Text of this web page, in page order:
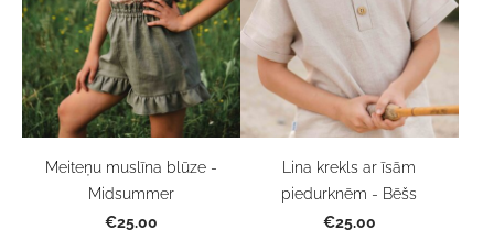
Meiteņu muslīna blūze -
Midsummer
€25.00
Lina krekls ar īsām
piedurknēm - Bēšs
€25.00